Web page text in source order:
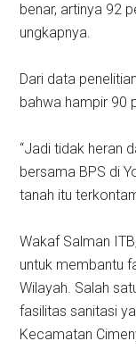
benar, artinya 92
ungkapnya.
Dari data
bahwa hampir 90
“Jadi tidak heran
bersama BPS di
tanah itu
Wakaf Salman
untuk membantu
Wilayah. Salah
fasilitas sanitasi
Kecamatan